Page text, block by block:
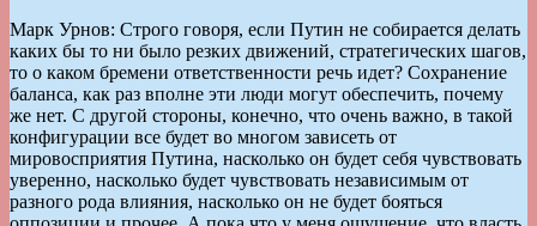
Марк Урнов: Строго говоря, если Путин не собирается делать
каких бы то ни было резких движений, стратегических шагов,
то о каком бремени ответственности речь идет? Сохранение
баланса, как раз вполне эти люди могут обеспечить, почему
же нет. С другой стороны, конечно, что очень важно, в такой
конфигурации все будет во многом зависеть от
мировосприятия Путина, насколько он будет себя чувствовать
уверенно, насколько будет чувствовать независимым от
разного рода влияния, насколько он не будет бояться